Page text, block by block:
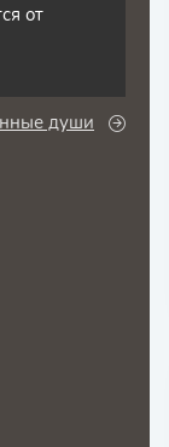
от
души